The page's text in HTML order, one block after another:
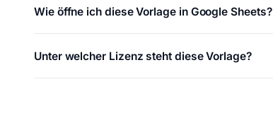
Wie öffne ich diese Vorlage in Google Sheets?
Unter welcher Lizenz steht diese Vorlage?